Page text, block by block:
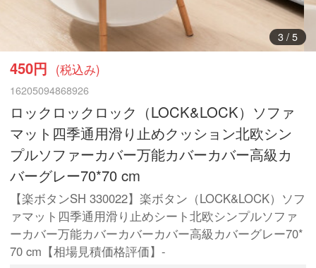
3/ 5
450円 (税込み)
16205094868926
ロックロックロック（LOCK&LOCK）ソファ
マット四季通用滑り止めクッション北欧シン
プルソファーカバー万能カバーカバー高級カ
バーグレー70*70 cm
【楽ボタンSH 330022】楽ボタン（LOCK&LOCK）ソフ
ァマット四季通用滑り止めシート北欧シンプルソファ
ーカバー万能カバーカバーカバー高級カバーグレー70*
70 cm【相場見積価格評価】-